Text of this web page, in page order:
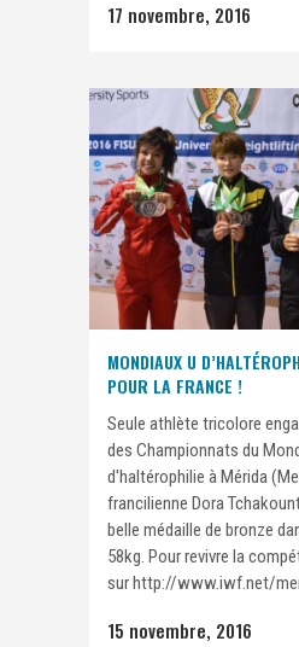
17 novembre, 2016
MONDIAUX U
POUR LA FRANCE !
Seule athlète tricolore
des Championnats du
d'haltérophilie à Mérida
francilienne Dora
belle médaille de bronze
58kg. Pour revivre la
sur http://www.iwf.net/
15 novembre, 2016